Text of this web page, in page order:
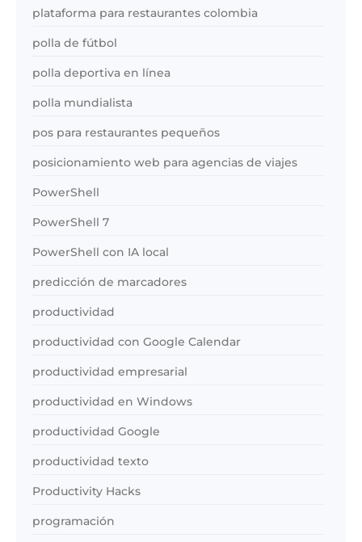
plataforma para restaurantes colombia
polla de fútbol
polla deportiva en línea
polla mundialista
pos para restaurantes pequeños
posicionamiento web para agencias de viajes
PowerShell
PowerShell 7
PowerShell con IA local
predicción de marcadores
productividad
productividad con Google Calendar
productividad empresarial
productividad en Windows
productividad Google
productividad texto
Productivity Hacks
programación